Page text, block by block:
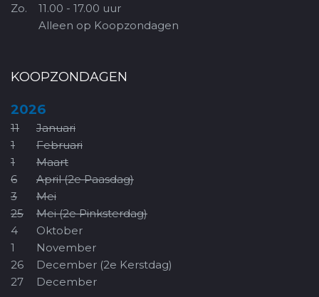
Zo.
11.00 - 17.00 uur
Alleen op Koopzondagen
KOOPZONDAGEN
2026
11
Januari
1
Februari
1
Maart
6
April (2e Paasdag)
3
Mei
25
Mei (2e Pinksterdag)
4
Oktober
1
November
26
December (2e Kerstdag)
27
December